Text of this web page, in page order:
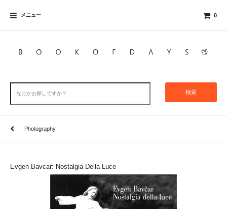
メニュー 0
検索
Photography
Evgen Bavcar: Nostalgia Della Luce